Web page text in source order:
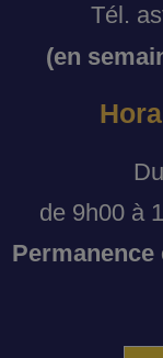
Tél.
(en
de 9h00 à
Permanence